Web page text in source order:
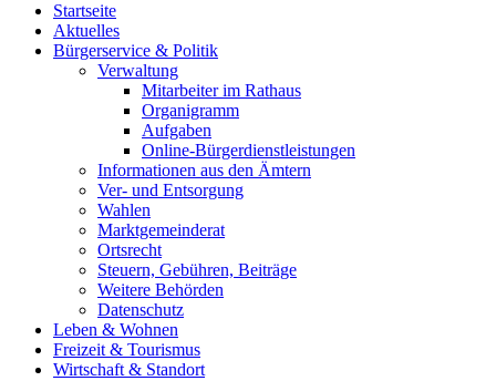
Startseite
Aktuelles
Bürgerservice & Politik
Verwaltung
Mitarbeiter im Rathaus
Organigramm
Aufgaben
Online-Bürgerdienstleistungen
Informationen aus den Ämtern
Ver- und Entsorgung
Wahlen
Marktgemeinderat
Ortsrecht
Steuern, Gebühren, Beiträge
Weitere Behörden
Datenschutz
Leben & Wohnen
Freizeit & Tourismus
Wirtschaft & Standort